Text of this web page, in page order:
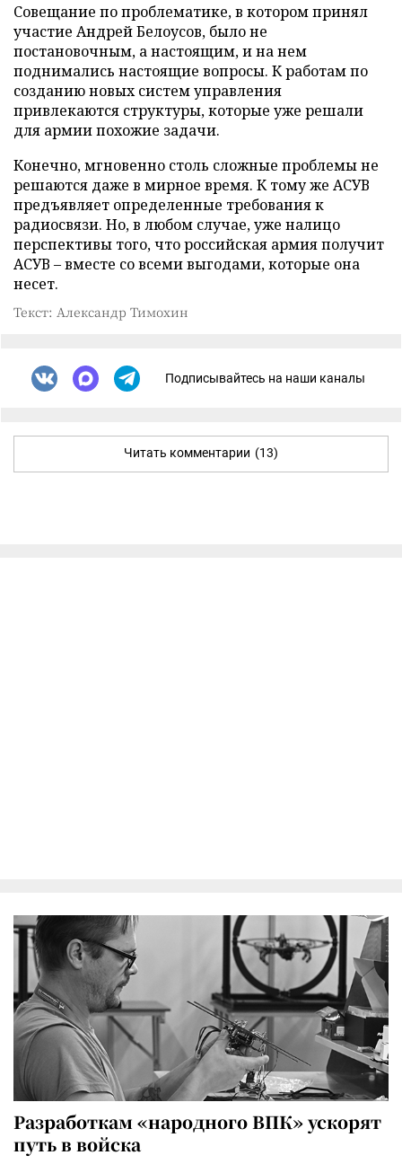
Совещание по проблематике, в котором принял
участие Андрей Белоусов, было не
постановочным, а настоящим, и на нем
поднимались настоящие вопросы. К работам по
созданию новых систем управления
привлекаются структуры, которые уже решали
для армии похожие задачи.
Конечно, мгновенно столь сложные проблемы не
решаются даже в мирное время. К тому же АСУВ
предъявляет определенные требования к
радиосвязи. Но, в любом случае, уже налицо
перспективы того, что российская армия получит
АСУВ – вместе со всеми выгодами, которые она
несет.
Текст: Александр Тимохин
Подписывайтесь на наши каналы
Читать комментарии (13)
Разработкам «народного ВПК» ускорят
путь в войска